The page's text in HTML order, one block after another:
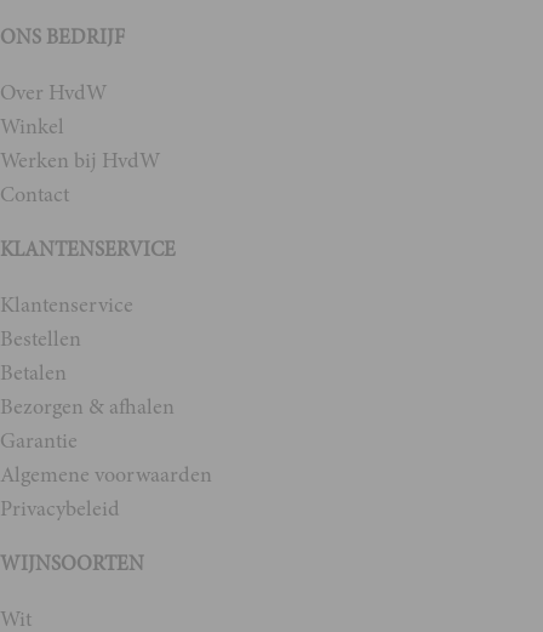
ONS BEDRIJF
Over HvdW
Winkel
Werken bij HvdW
Contact
KLANTENSERVICE
Klantenservice
Bestellen
Betalen
Bezorgen & afhalen
Garantie
Algemene voorwaarden
Privacybeleid
WIJNSOORTEN
Wit